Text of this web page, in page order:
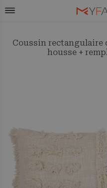
Coussin rectangulaire
housse +